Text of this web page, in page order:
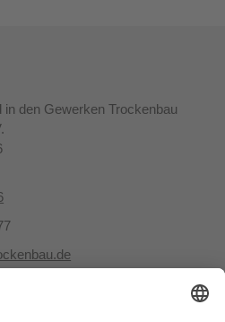
in den Gewerken Trockenbau